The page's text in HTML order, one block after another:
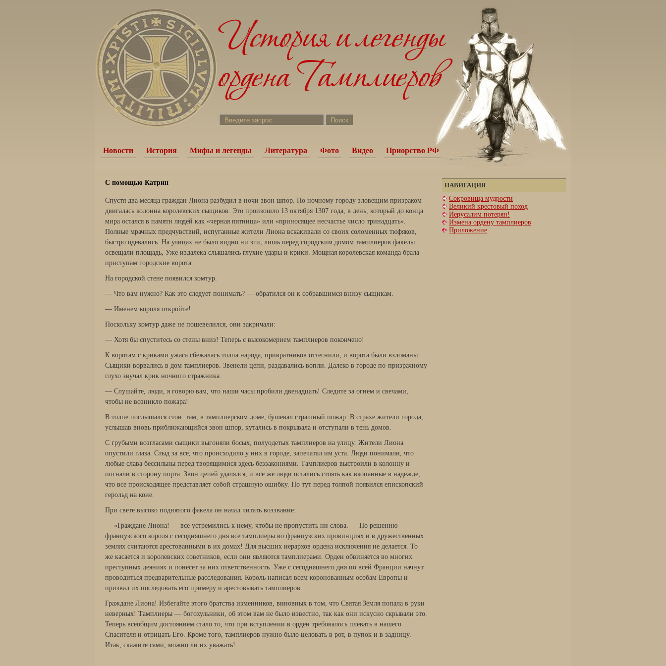
Новости История Мифы и легенды Литература Фото Видео Приорство РФ
С помощью Катрин
Спустя два месяца граждан Лиона разбудил в ночи звон шпор. По ночному городу зловещим призраком
двигалась колонна королевских сыщиков. Это произошло 13 октября 1307 года, в день, который до конца
мира остался в памяти людей как «черная пятница» или «приносящее несчастье число тринадцать».
Полные мрачных предчувствий, испуганные жители Лиона вскакивали со своих соломенных тюфяков,
быстро одевались. На улицах не было видно ни зги, лишь перед городским домом тамплиеров факелы
освещали площадь, Уже издалека слышались глухие удары и крики. Мощная королевская команда брала
приступам городские ворота.
На городской стене появился комтур.
— Что вам нужно? Как это следует понимать? — обратился он к собравшимся внизу сыщикам.
— Именем короля откройте!
Поскольку комтур даже не пошевелился, они закричали:
— Хотя бы спуститесь со стены вниз! Теперь с высокомерием тамплиеров покончено!
К воротам с криками ужаса сбежалась толпа народа, привратников оттеснили, и ворота были взломаны.
Сыщики ворвались в дом тамплиеров. Звенели цепи, раздавались вопли. Далеко в городе по-призрачному
глухо звучал крик ночного стражника:
— Слушайте, люди, я говорю вам, что наши часы пробили двенадцать! Следите за огнем и свечами,
чтобы не возникло пожара!
В толпе послышался стон: там, в тамплиерском доме, бушевал страшный пожар. В страхе жители города,
услышав вновь приближающийся звон шпор, кутались в покрывала и отступали в тень домов.
С грубыми возгласами сыщики выгоняли босых, полуодетых тамплиеров на улицу. Жители Лиона
опустили глаза. Стыд за все, что происходило у них в городе, запечатал им уста. Люди понимали, что
любые слава бессильны перед творящимися здесь беззакониями. Тамплиеров выстроили в колонну и
погнали в сторону порта. Звон цепей удалялся, и все же люди остались стоять как вкопанные в надежде,
что все происходящее представляет собой страшную ошибку. Но тут перед толпой появился епископский
герольд на коне.
При свете высоко поднятого факела он начал читать воззвание:
— «Граждане Лиона! — все устремились к нему, чтобы не пропустить ни слова. — По решению
французского короля с сегодняшнего дня все тамплиеры во французских провинциях и в дружественных
землях считаются арестованными в их домах! Для высших иерархов ордена исключения не делается. То
же касается и королевских советников, если они являются тамплиерами. Орден обвиняется во многих
преступных деяниях и понесет за них ответственность. Уже с сегодняшнего дня по всей Франции начнут
проводиться предварительные расследования. Король написал всем коронованным особам Европы и
призвал их последовать его примеру и арестовывать тамплиеров.
Граждане Лиона! Избегайте этого братства изменников, виновных в том, что Святая Земля попала в руки
неверных! Тамплиеры — богохульники, об этом вам не было известно, так как они искусно скрывали это.
Теперь всеобщим достоянием стало то, что при вступлении в орден требовалось плевать в нашего
Спасителя и отрицать Его. Кроме того, тамплиеров нужно было целовать в рот, в пупок и в задницу.
Итак, скажите сами, можно ли их уважать!
НАВИГАЦИЯ
Сокровища мудрости
Великий крестовый поход
Иерусалим потерян!
Измена ордену тамплиеров
Приложение